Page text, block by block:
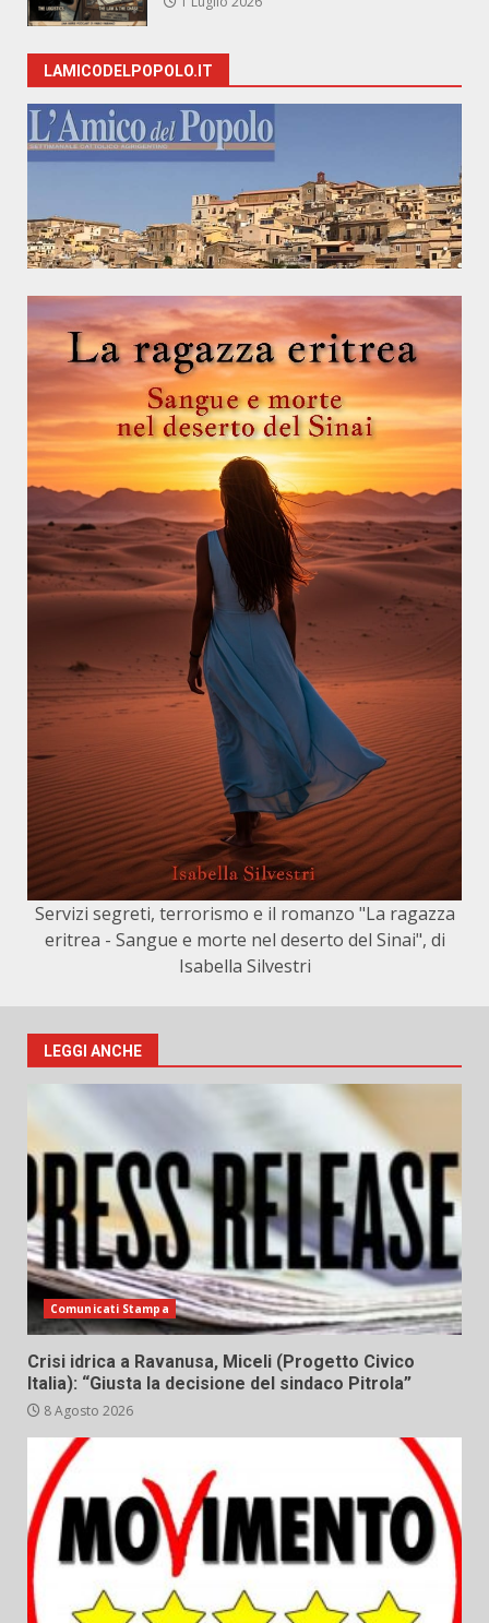
LAMICODELPOPOLO.IT
Servizi segreti, terrorismo e il romanzo "La ragazza
eritrea - Sangue e morte nel deserto del Sinai", di
Isabella Silvestri
LEGGI ANCHE
Comunicati Stampa
Crisi idrica a Ravanusa, Miceli (Progetto Civico
Italia): “Giusta la decisione del sindaco Pitrola”
8 Agosto 2026